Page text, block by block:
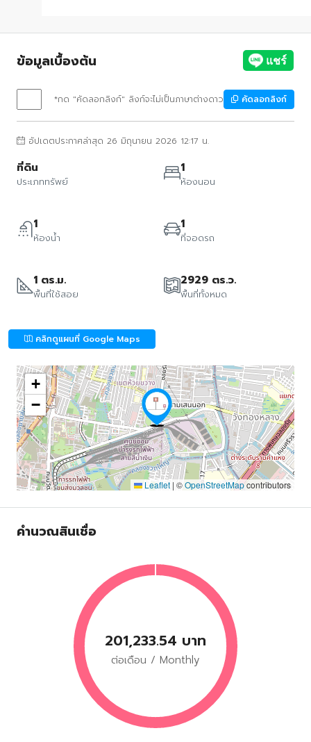
ข้อมูลเบื้องต้น
*กด "คัดลอกลิงก์" ลิงก์จะไม่เป็นภาษาต่างดาว คัดลอกลิงก์
อัปเดตประกาศล่าสุด 26 มิถุนายน 2026 12:17 น.
ที่ดิน
ประเภททรัพย์
1
ห้องนอน
1
ห้องน้ำ
1
ที่จอดรถ
1 ตร.ม.
พื้นที่ใช้สอย
2929 ตร.ว.
พื้นที่ทั้งหมด
คลิกดูแผนที่ Google Maps
+
−
Leaflet | ©OpenStreetMapcontributors
คำนวณสินเชื่อ
201,233.54 บาท
ต่อเดือน / Monthly